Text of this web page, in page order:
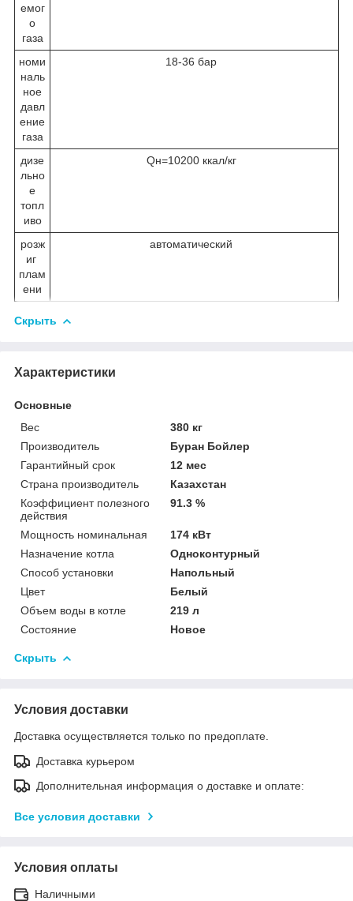
емог
о
газа
номи
наль
ное
давл
ение
газа
18-36 бар
дизе
льно
е
топл
иво
Qн=10200 ккал/кг
розж
иг
плам
ени
автоматический
Скрыть
Характеристики
Основные
Вес
380 кг
Производитель
Буран Бойлер
Гарантийный срок
12 мес
Страна производитель
Казахстан
Коэффициент полезного
действия
91.3 %
Мощность номинальная
174 кВт
Назначение котла
Одноконтурный
Способ установки
Напольный
Цвет
Белый
Объем воды в котле
219 л
Состояние
Новое
Скрыть
Условия доставки
Доставка осуществляется только по предоплате.
Доставка курьером
Дополнительная информация о доставке и оплате:
Все условия доставки
Условия оплаты
Наличными